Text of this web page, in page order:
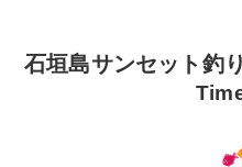
石垣島サンセット釣